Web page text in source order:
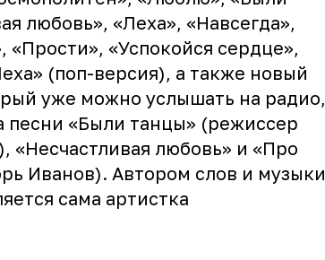
любовь», «Леха», «Навсегда»,
«Прости», «Успокойся сердце»,
(поп-версия), а также новый
уже можно услышать на радио,
песни «Были танцы» (режиссер
«Несчастливая любовь» и «Про
Иванов). Автором слов и музыки
сама артистка